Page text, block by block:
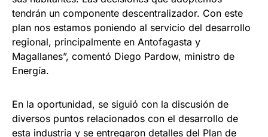
tendrán un componente descentralizador. Con este
plan nos estamos poniendo al servicio del desarrollo
regional, principalmente en Antofagasta y
Magallanes”, comentó Diego Pardow, ministro de
Energía.
En la oportunidad, se siguió con la discusión de
diversos puntos relacionados con el desarrollo de
esta industria y se entregaron detalles del Plan de